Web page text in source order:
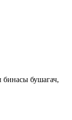
бинасы бушагач,